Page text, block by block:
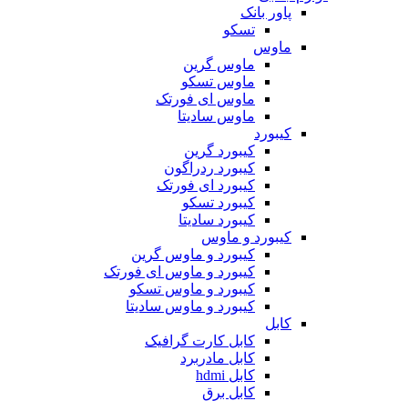
پاور بانک
تسکو
ماوس
ماوس گرین
ماوس تسکو
ماوس ای فورتک
ماوس سادیتا
کیبورد
کیبورد گرین
کیبورد ردراگون
کیبورد ای فورتک
کیبورد تسکو
کیبورد سادیتا
کیبورد و ماوس
کیبورد و ماوس گرین
کیبورد و ماوس ای فورتک
کیبورد و ماوس تسکو
کیبورد و ماوس سادیتا
کابل
کابل کارت گرافیک
کابل مادربرد
کابل hdmi
کابل برق